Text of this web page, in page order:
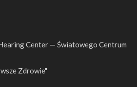
Center — Światowego Centrum
Zdrowie"